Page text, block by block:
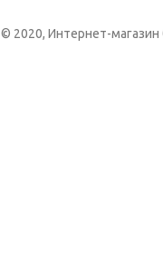
© 2020, Интернет-магазин